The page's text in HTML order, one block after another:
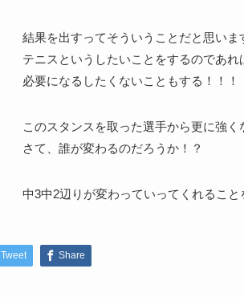
結果を出すってそういうことだと思いま
テニスというしたいことをするのであれ
必要になるしたくないこともする！！！
このスタンスを取った選手から更に強く
さて、誰が変わるのだろうか！？
中3中2辺りが変わっていってくれること
Tweet Share